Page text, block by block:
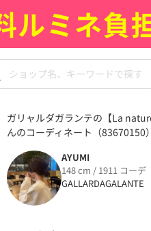
ガリャルダガランテの【La
んのコーディネート（83670150）
AYUMI
148 cm / 1911 コーデ
GALLARDAGALANTE